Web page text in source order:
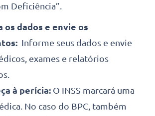
Deficiência”.
os dados e envie os
Informe seus dados e envie
exames e relatórios
à perícia: O INSS marcará uma
No caso do BPC, também